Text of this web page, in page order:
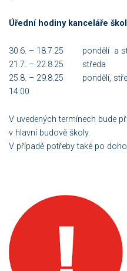
Úřední hodiny kanceláře
30.6. – 18.7.25 pondělí a
21.7. – 22.8.25
25.8. – 29.8.25 pondělí,
14:00
V uvedených termínech bude
v hlavní budově školy.
V případě potřeby také po